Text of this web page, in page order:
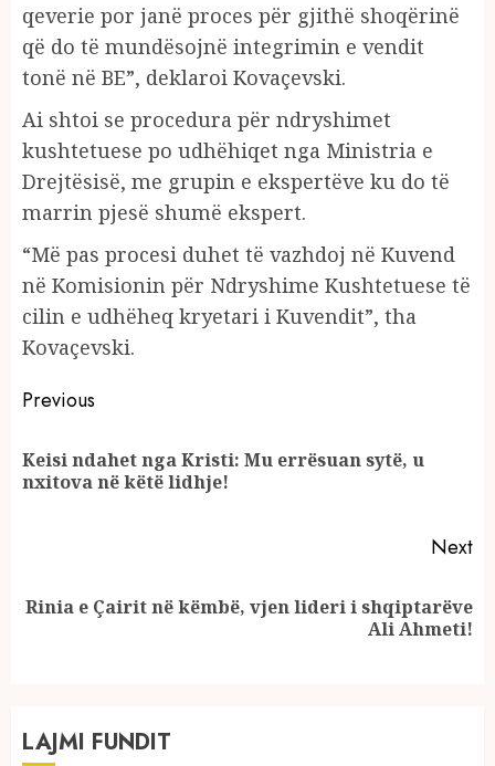
qeverie por janë proces për gjithë shoqërinë
që do të mundësojnë integrimin e vendit
tonë në BE”, deklaroi Kovaçevski.
Ai shtoi se procedura për ndryshimet
kushtetuese po udhëhiqet nga Ministria e
Drejtësisë, me grupin e ekspertëve ku do të
marrin pjesë shumë ekspert.
“Më pas procesi duhet të vazhdoj në Kuvend
në Komisionin për Ndryshime Kushtetuese të
cilin e udhëheq kryetari i Kuvendit”, tha
Kovaçevski.
Continue
Reading
Previous
Keisi ndahet nga Kristi: Mu errësuan sytë, u
nxitova në këtë lidhje!
Next
Next
Rinia e Çairit në këmbë, vjen lideri i shqiptarëve
Ali Ahmeti!
LAJMI FUNDIT